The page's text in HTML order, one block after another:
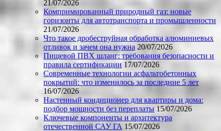
21/07/2026
Компримированный природный газ: новые
горизонты для автотранспорта и промышленности
21/07/2026
Что такое дробеструйная обработка алюминиевых
отливок и зачем она нужна 20/07/2026
Пищевой ПВХ шланг: требования безопасности и
правила сертификации 17/07/2026
Современные технологии асфальтобетонных
покрытий: что изменилось за последние 5 лет
16/07/2026
Настенный кондиционер для квартиры и дома:
подбор мощности без переплаты 15/07/2026
Ключевые компоненты и архитектура
отечественной САУ ГА 15/07/2026